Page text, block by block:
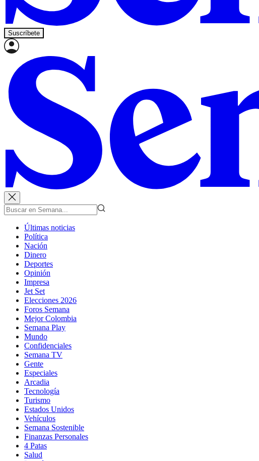
Suscríbete
Últimas noticias
Política
Nación
Dinero
Deportes
Opinión
Impresa
Jet Set
Elecciones 2026
Foros Semana
Mejor Colombia
Semana Play
Mundo
Confidenciales
Semana TV
Gente
Especiales
Arcadia
Tecnología
Turismo
Estados Unidos
Vehículos
Semana Sostenible
Finanzas Personales
4 Patas
Salud